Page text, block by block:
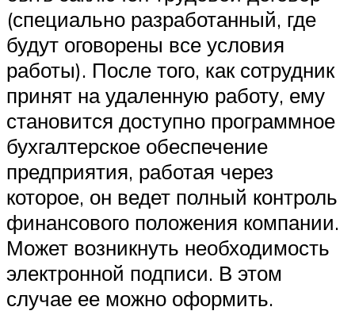
(специально разработанный, где
будут оговорены все условия
работы). После того, как сотрудник
принят на удаленную работу, ему
становится доступно программное
бухгалтерское обеспечение
предприятия, работая через
которое, он ведет полный контроль
финансового положения компании.
Может возникнуть необходимость
электронной подписи. В этом
случае ее можно оформить.